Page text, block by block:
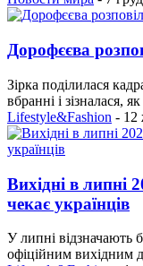
Дорофєєва
Зірка поділилася
вбранні і зізналася,
Lifestyle&Fashion - 12
Вихідні в липні
чекає українців
У липні відзначають
офіційним вихідним